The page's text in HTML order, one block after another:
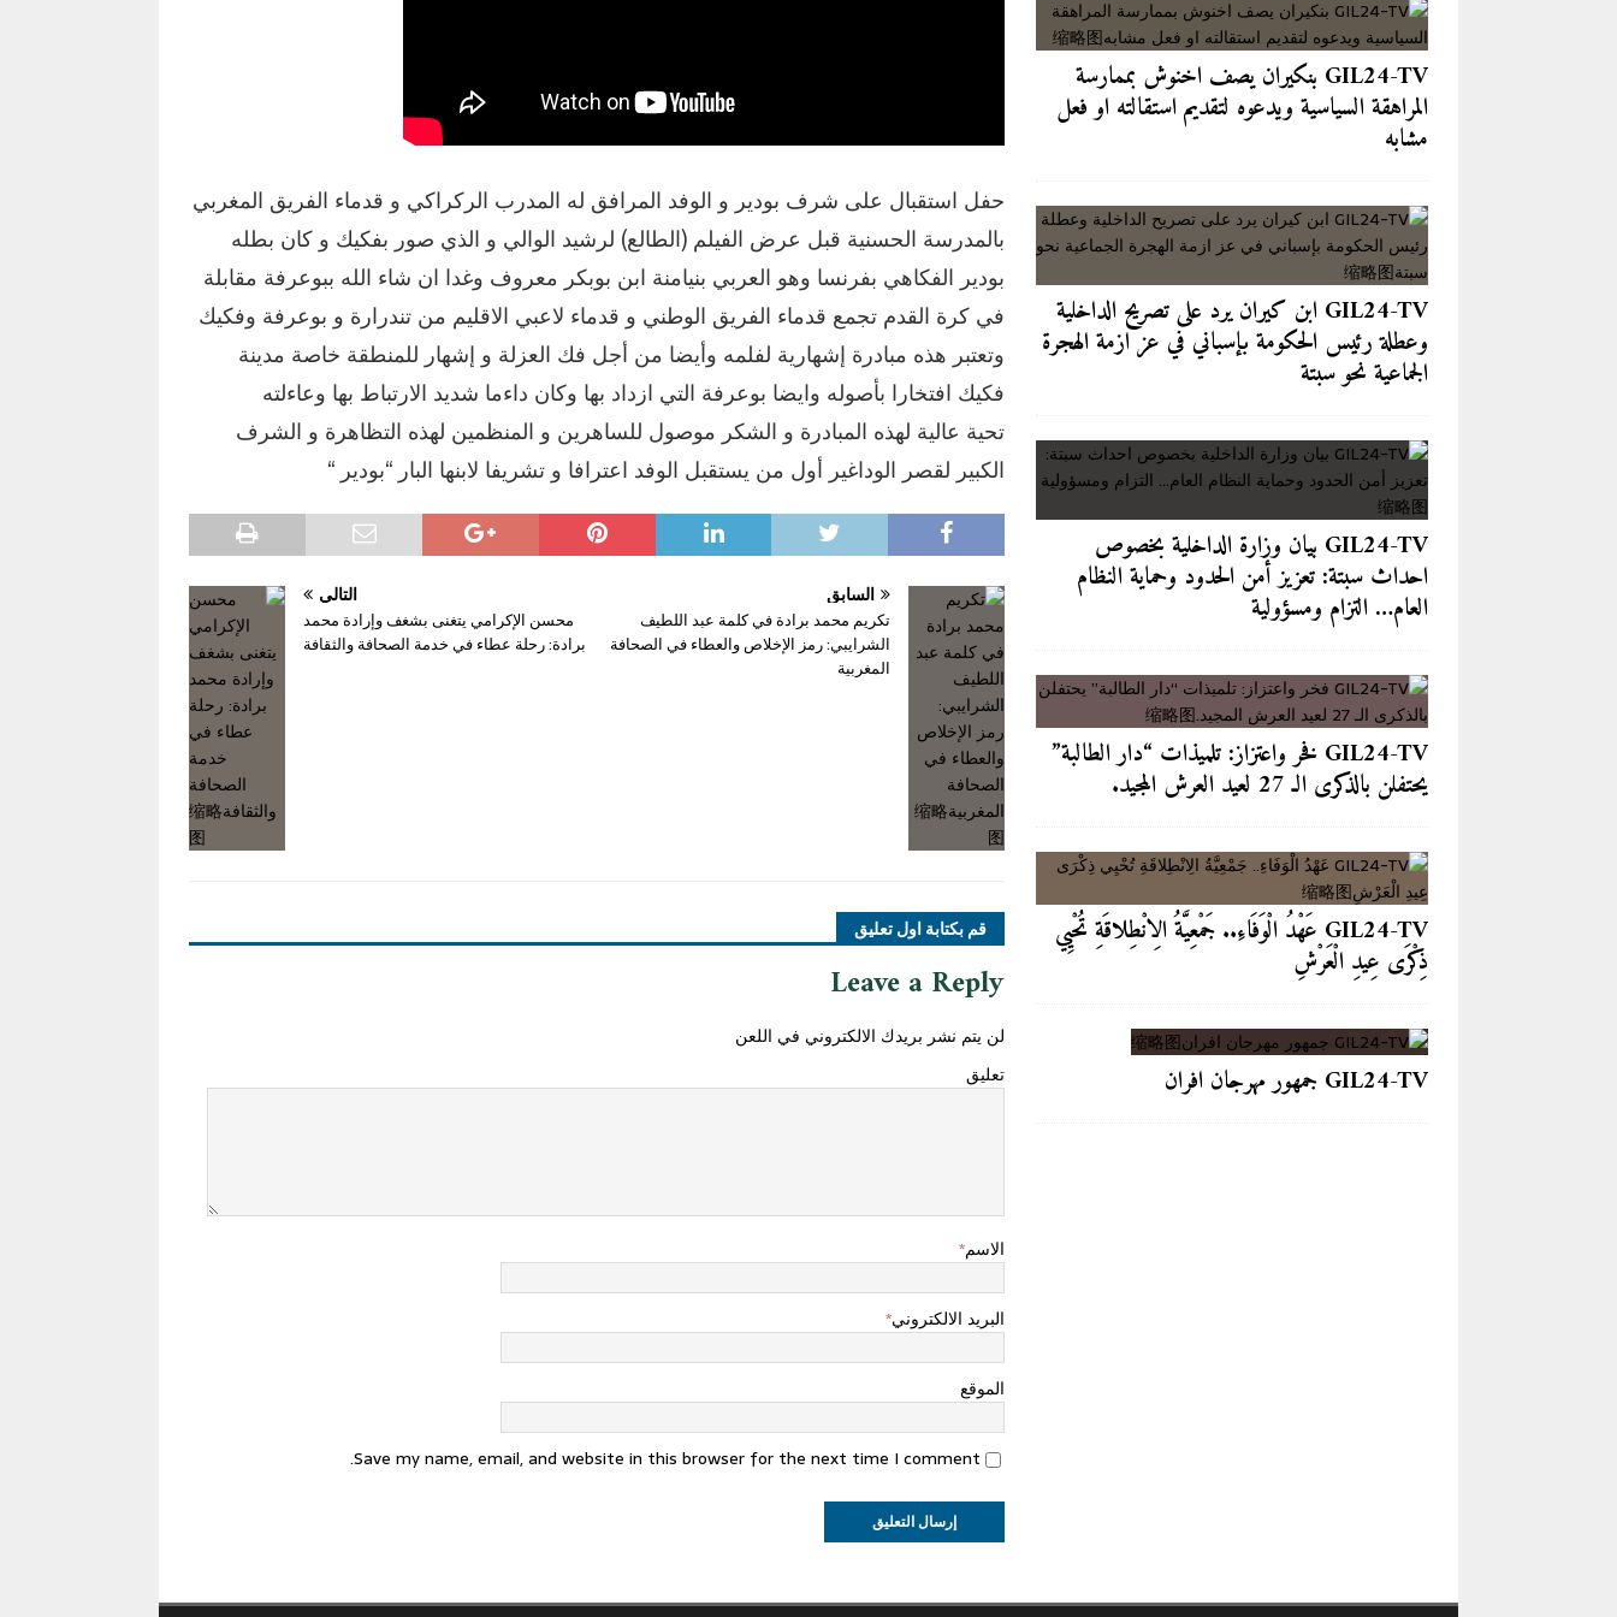
آخر الأخبار/عاجل
[ 2026-08-03 ]
من مقهى لازاري إلى رمال مايوركا: هروب رئيس الحكومة فوق بحر الجثث
[ 2026-08-03 ]
نزيف “باب سبتة”.. تقرير حقوقي يكشف عمق الأزمة الاجتماعية وخيارات “الانتحار الجماعي”
آخر الأخبار/عاجل
“الشفافية الرقمية” آخر الأخبار/عاجل
[ 2026-08-02 ]
GIL24-TV بيان وزارة الداخلية بخصوص احداث سبتة: تعزيز أمن الحدود وحماية النظام العام…
التزام ومسؤولية
GIL24-TV
[ 2026-08-06 ]
مدخل السمارة.. عندما تبحث “وجدة” عن أناقتها في مرايا الضمير آخر الأخبار/عاجل
حفل استقبال على شرف بودير و الوفد المرافق له المدرب الركراكي و قدماء الفريق المغربي
بالمدرسة الحسنية قبل عرض الفيلم (الطالع) لرشيد الوالي و الذي صور بفكيك و كان بطله
بودير الفكاهي بفرنسا وهو العربي بنيامنة ابن بوبكر معروف وغدا ان شاء الله ببوعرفة مقابلة
في كرة القدم تجمع قدماء الفريق الوطني و قدماء لاعبي الاقليم من تندرارة و بوعرفة وفكيك
وتعتبر هذه مبادرة إشهارية لفلمه وأيضا من أجل فك العزلة و إشهار للمنطقة خاصة مدينة
فكيك افتخارا بأصوله وايضا بوعرفة التي ازداد بها وكان داءما شديد الارتباط بها وعاءلته
تحية عالية لهذه المبادرة و الشكر موصول للساهرين و المنظمين لهذه التظاهرة و الشرف
الكبير لقصر الوداغير أول من يستقبل الوفد اعترافا و تشريفا لابنها البار “بودير “
السابق
تكريم محمد برادة في كلمة عبد اللطيف
الشرايبي: رمز الإخلاص والعطاء في الصحافة
المغربية
التالي
محسن الإكرامي يتغنى بشغف وإرادة محمد
برادة: رحلة عطاء في خدمة الصحافة والثقافة
قم بكتابة اول تعليق
Leave a Reply
لن يتم نشر بريدك الالكتروني في اللعن
تعليق
الاسم*
البريد الالكتروني*
الموقع
Save my name, email, and website in this browser for the next time I comment.
GIL24-TV بنكيران يصف اخنوش بممارسة
المراهقة السياسية ويدعوه لتقديم استقالته او فعل
مشابه
GIL24-TV ابن كيران يرد على تصريح الداخلية
وعطلة رئيس الحكومة بإسباني في عز ازمة الهجرة
الجماعية نحو سبتة
GIL24-TV بيان وزارة الداخلية بخصوص
احداث سبتة: تعزيز أمن الحدود وحماية النظام
العام… التزام ومسؤولية
GIL24-TV فخر واعتزاز: تلميذات “دار الطالبة”
يحتفلن بالذكرى الـ 27 لعيد العرش المجيد.
GIL24-TV عَهْدُ الْوَفَاءِ.. جَمْعِيَّةُ الِانْطِلاقَةِ تُحْيِي
ذِكْرَى عِيدِ الْعَرْشِ
GIL24-TV جمهور مهرجان افران